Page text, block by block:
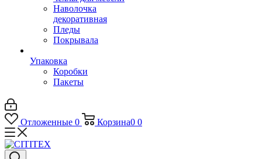
Наволочка
декоративная
Пледы
Покрывала
Упаковка
Коробки
Пакеты
Отложенные 0 Корзина0 0